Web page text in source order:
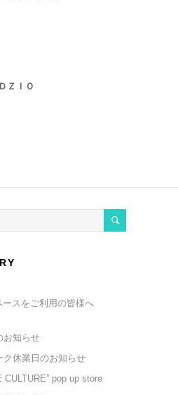
ＺＩＯ
ースをご利用の皆様へ
お知らせ
ク休業日のお知らせ
CULTURE” pop up store